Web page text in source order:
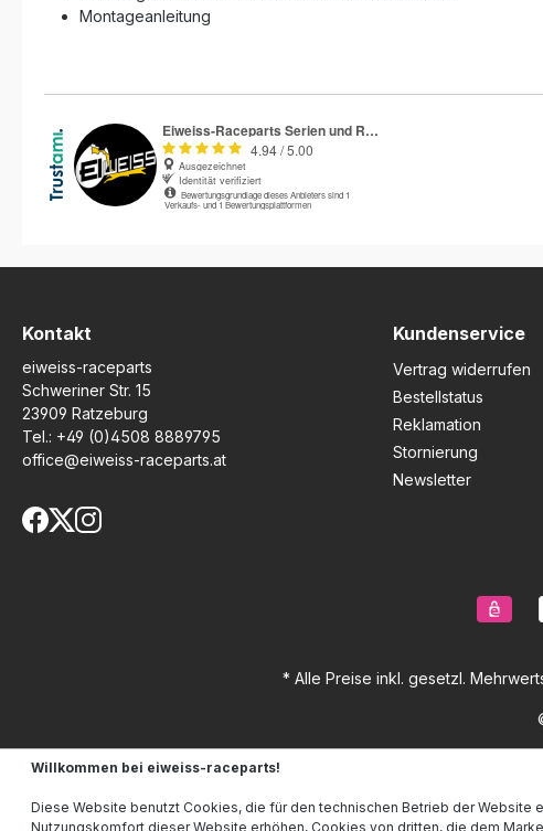
Montageanleitung
Kontakt
eiweiss-raceparts
Schweriner Str. 15
23909 Ratzeburg
Tel.: +49 (0)4508 8889795
office@eiweiss-raceparts.at
Kundenservice
Vertrag widerrufen
Bestellstatus
Reklamation
Stornierung
Newsletter
* Alle Preise inkl. gesetzl.
Willkommen bei eiweiss-raceparts!
Diese Website benutzt Cookies, die für den technischen Betrieb der
Nutzungskomfort dieser Website erhöhen, Cookies von dritten, die dem